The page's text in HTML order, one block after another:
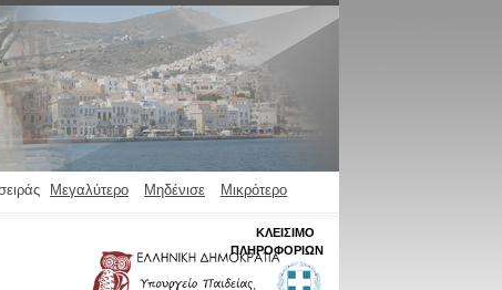
Μεγαλύτερο Μηδένισε Μικρότερο
ΚΛΕΊΣΙΜΟ
ΠΛΗΡΟΦΟΡΙΏΝ